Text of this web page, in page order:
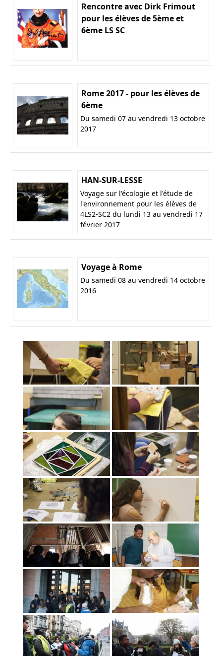
Rencontre avec Dirk Frimout
pour les élèves de 5ème et
6ème LS SC
Rome 2017 - pour les élèves de
6ème
Du samedi 07 au vendredi 13 octobre
2017
HAN-SUR-LESSE
Voyage sur l'écologie et l'étude de
l'environnement pour les élèves de
4LS2-SC2 du lundi 13 au vendredi 17
février 2017
Voyage à Rome
Du samedi 08 au vendredi 14 octobre
2016